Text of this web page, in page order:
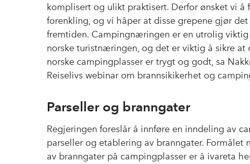
komplisert og ulikt praktisert. Derfor ønsket vi å
forenkling, og vi håper at disse grepene gjør det
fremtiden. Campingnæringen er en utrolig viktig
norske turistnæringen, og det er viktig å sikre at
norske campingplasser er trygt og godt, sa
Reiselivs webinar om brannsikikerhet og
Parseller og branngater
Regjeringen foreslår å innføre en inndeling av
parseller og etablering av branngater.
av branngater på campingplasser er å ivareta